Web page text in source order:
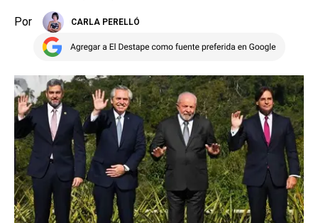
Por CARLA PERELLÓ